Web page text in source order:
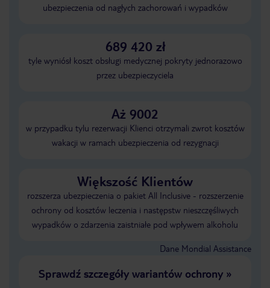
ubezpieczenia od nagłych zachorowań i wypadków
689 420 zł
tyle wyniósł koszt obsługi medycznej pokryty jednorazowo
przez ubezpieczyciela
Aż 9002
w przypadku tylu rezerwacji Klienci otrzymali zwrot kosztów
wakacji w ramach ubezpieczenia od rezygnacji
Większość Klientów
rozszerza ubezpieczenia o pakiet All Inclusive - rozszerzenie
ochrony od kosztów leczenia i następstw nieszczęśliwych
wypadków o zdarzenia zaistniałe pod wpływem alkoholu
Dane Mondial Assistance
Sprawdź szczegóły wariantów ochrony»